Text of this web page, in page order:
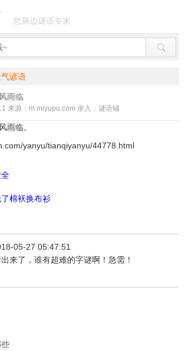
您身边谜语专家
气谚语
雨临
来源：m.miyupu.com 录入：谜语铺
雨临。
yanyu/tianqiyanyu/44778.html
棉袄换布衫
05-27 05:47:51
来了，谁有超难的字谜啊！急需！